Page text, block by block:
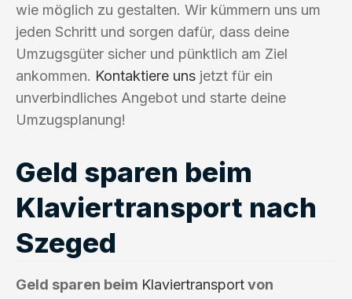
wie möglich zu gestalten. Wir kümmern uns um
jeden Schritt und sorgen dafür, dass deine
Umzugsgüter sicher und pünktlich am Ziel
ankommen. Kontaktiere uns jetzt für ein
unverbindliches Angebot und starte deine
Umzugsplanung!
Geld sparen beim
Klaviertransport nach
Szeged
Geld sparen beim Klaviertransportvon